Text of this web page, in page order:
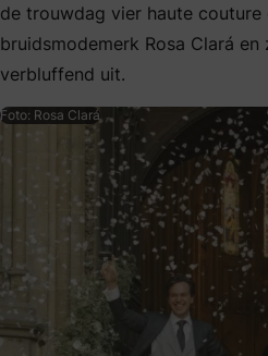
de trouwdag vier haute couture
bruidsmodemerk Rosa Clará
verbluffend uit.
Foto: Rosa Clará